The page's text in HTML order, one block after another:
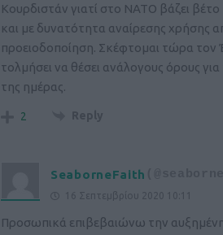
Κουρδιστάν γιατί στο ΝΑΤΟ βάζει βέτο
και με δυνατότητα αναίρεσης χρήσης
προειοδοποίηση. Σκέφτομαι τώρα τον
τολμήσει να θέσει ανάλογους όρους
της ημέρας.
2 Reply
SeaborneFaith
16 Σεπτεμβρίου 2020 10:11
Προσωπικά επιβεβαιώνω την